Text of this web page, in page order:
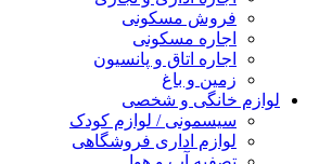
فروش مسکونی
اجاره مسکونی
اجاره اتاق و پانسیون
زمین و باغ
لوازم خانگی و شخصی
سیسمونی / لوازم کودک
لوازم اداری فروشگاهی